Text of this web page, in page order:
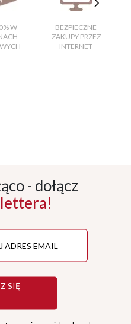
W
BEZPIECZNE
ZAKUPY PRZEZ
INTERNET
- dołącz
SIĘ